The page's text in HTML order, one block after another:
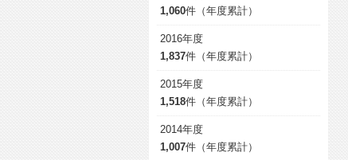
1,060件（年度累計）
2016年度
1,837件（年度累計）
2015年度
1,518件（年度累計）
2014年度
1,007件（年度累計）